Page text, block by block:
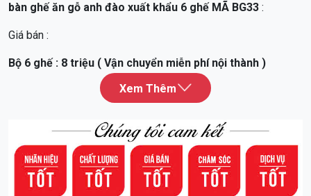
bàn ghế ăn gỗ anh đào xuất khẩu 6 ghế MÃ BG33 :
Giá bán :
Bộ 6 ghế : 8 triệu ( Vận chuyển miễn phí nội thành )
Bộ 4 ghế : 6.5 triệu ( Vận chuyển miễn phí nội thành )
Có mầu sáng và màu tối cho khách lựa chọn
>>Hàng có sẵn, vận chuyển tận nhà sau 2h
Chất liệu : Gỗ anh đào 100%đã được tẩm sấy, chống mối
mọt cong vênh